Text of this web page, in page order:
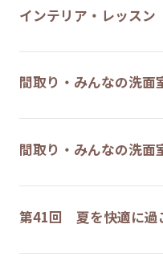
インテリア・レッス
間取り・みんなの洗
間取り・みんなの洗
第41回 夏を快適に